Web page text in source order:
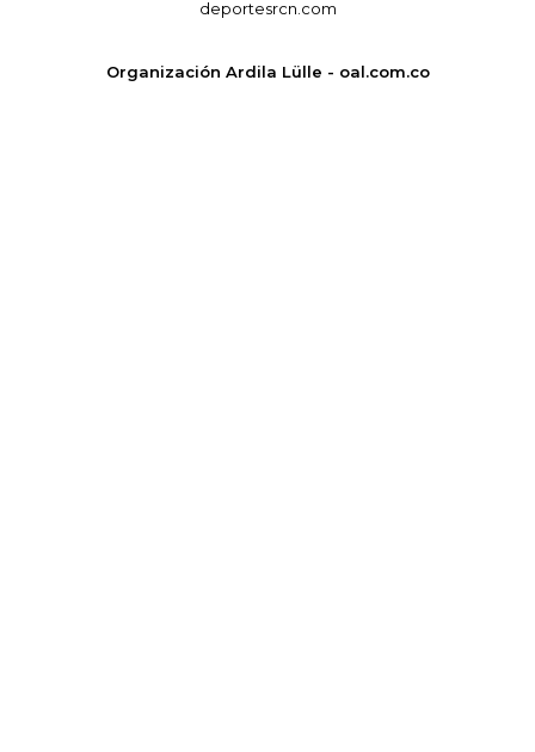
deportesrcn.com
Organización Ardila Lülle - oal.com.co